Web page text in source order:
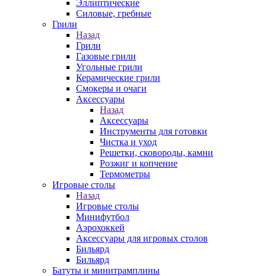
Эллиптические
Силовые, гребные
Грили
Назад
Грили
Газовые грили
Угольные грили
Керамические грили
Смокеры и очаги
Аксессуары
Назад
Аксессуары
Инструменты для готовки
Чистка и уход
Решетки, сковороды, камни
Розжиг и копчение
Термометры
Игровые столы
Назад
Игровые столы
Минифутбол
Аэрохоккей
Аксессуары для игровых столов
Бильяpд
Бильяpд
Батуты и минитрамплины